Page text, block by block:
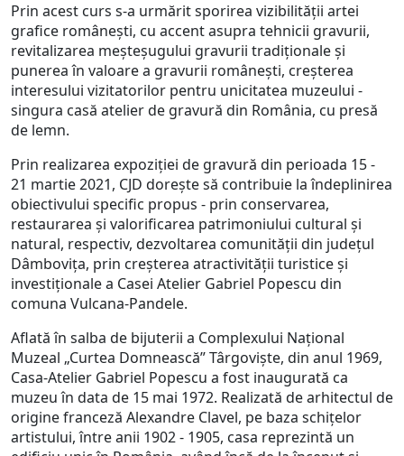
Prin acest curs s-a urmărit sporirea vizibilității artei
grafice românești, cu accent asupra tehnicii gravurii,
revitalizarea meșteșugului gravurii tradiționale și
punerea în valoare a gravurii românești, creșterea
interesului vizitatorilor pentru unicitatea muzeului -
singura casă atelier de gravură din România, cu presă
de lemn.
Prin realizarea expoziției de gravură din perioada 15 -
21 martie 2021, CJD dorește să contribuie la îndeplinirea
obiectivului specific propus - prin conservarea,
restaurarea și valorificarea patrimoniului cultural și
natural, respectiv, dezvoltarea comunității din județul
Dâmbovița, prin creșterea atractivității turistice și
investiționale a Casei Atelier Gabriel Popescu din
comuna Vulcana-Pandele.
Aflată în salba de bijuterii a Complexului Național
Muzeal „Curtea Domnească” Târgoviște, din anul 1969,
Casa-Atelier Gabriel Popescu a fost inaugurată ca
muzeu în data de 15 mai 1972. Realizată de arhitectul de
origine franceză Alexandre Clavel, pe baza schițelor
artistului, între anii 1902 - 1905, casa reprezintă un